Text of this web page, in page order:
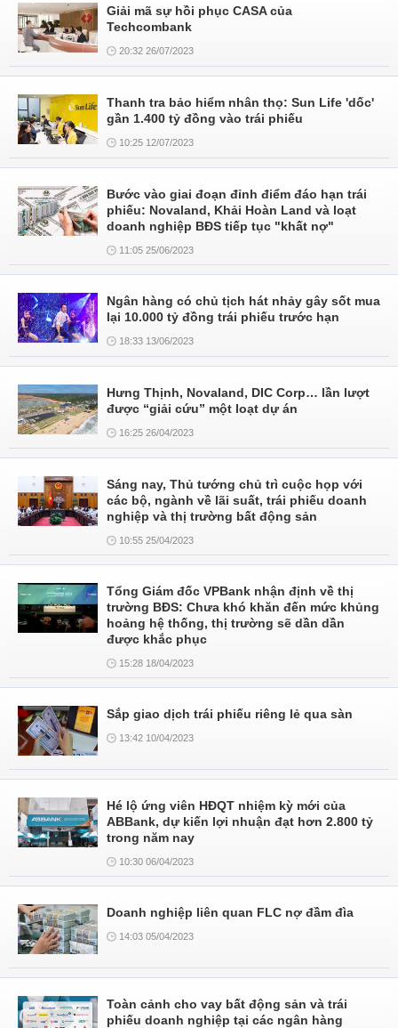
Giải mã sự hồi phục CASA của
Techcombank
20:32 26/07/2023
Thanh tra bảo hiểm nhân thọ: Sun Life 'dốc'
gần 1.400 tỷ đồng vào trái phiếu
10:25 12/07/2023
Bước vào giai đoạn đỉnh điểm đáo hạn trái
phiếu: Novaland, Khải Hoàn Land và loạt
doanh nghiệp BĐS tiếp tục "khất nợ"
11:05 25/06/2023
Ngân hàng có chủ tịch hát nhảy gây sốt mua
lại 10.000 tỷ đồng trái phiếu trước hạn
18:33 13/06/2023
Hưng Thịnh, Novaland, DIC Corp… lần lượt
được “giải cứu” một loạt dự án
16:25 26/04/2023
Sáng nay, Thủ tướng chủ trì cuộc họp với
các bộ, ngành về lãi suất, trái phiếu doanh
nghiệp và thị trường bất động sản
10:55 25/04/2023
Tổng Giám đốc VPBank nhận định về thị
trường BĐS: Chưa khó khăn đến mức khủng
hoảng hệ thống, thị trường sẽ dần dần
được khắc phục
15:28 18/04/2023
Sắp giao dịch trái phiếu riêng lẻ qua sàn
13:42 10/04/2023
Hé lộ ứng viên HĐQT nhiệm kỳ mới của
ABBank, dự kiến lợi nhuận đạt hơn 2.800 tỷ
trong năm nay
10:30 06/04/2023
Doanh nghiệp liên quan FLC nợ đầm đìa
14:03 05/04/2023
Toàn cảnh cho vay bất động sản và trái
phiếu doanh nghiệp tại các ngân hàng